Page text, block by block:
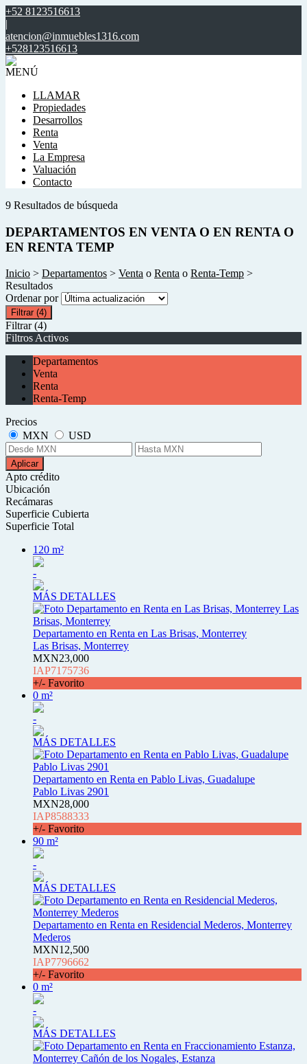
+52 8123516613
|
atencion@inmuebles1316.com
+528123516613
MENÚ
LLAMAR
Propiedades
Desarrollos
Renta
Venta
La Empresa
Valuación
Contacto
9 Resultados de búsqueda
DEPARTAMENTOS EN VENTA O EN RENTA O
EN RENTA TEMP
Inicio > Departamentos > Venta o Renta o Renta-Temp >
Resultados
Ordenar por
Filtrar (4)
Filtrar (4)
Filtros Activos
Departamentos
Venta
Renta
Renta-Temp
Precios
MXN
USD
Aplicar
Apto crédito
Ubicación
Recámaras
Superficie Cubierta
Superficie Total
120 m²
-
MÁS DETALLES
Departamento en Renta en Las Brisas, Monterrey
Las Brisas, Monterrey
MXN23,000
IAP7175736
+/- Favorito
0 m²
-
MÁS DETALLES
Departamento en Renta en Pablo Livas, Guadalupe
Pablo Livas 2901
MXN28,000
IAP8588333
+/- Favorito
90 m²
-
MÁS DETALLES
Departamento en Renta en Residencial Mederos, Monterrey
Mederos
MXN12,500
IAP7796662
+/- Favorito
0 m²
-
MÁS DETALLES